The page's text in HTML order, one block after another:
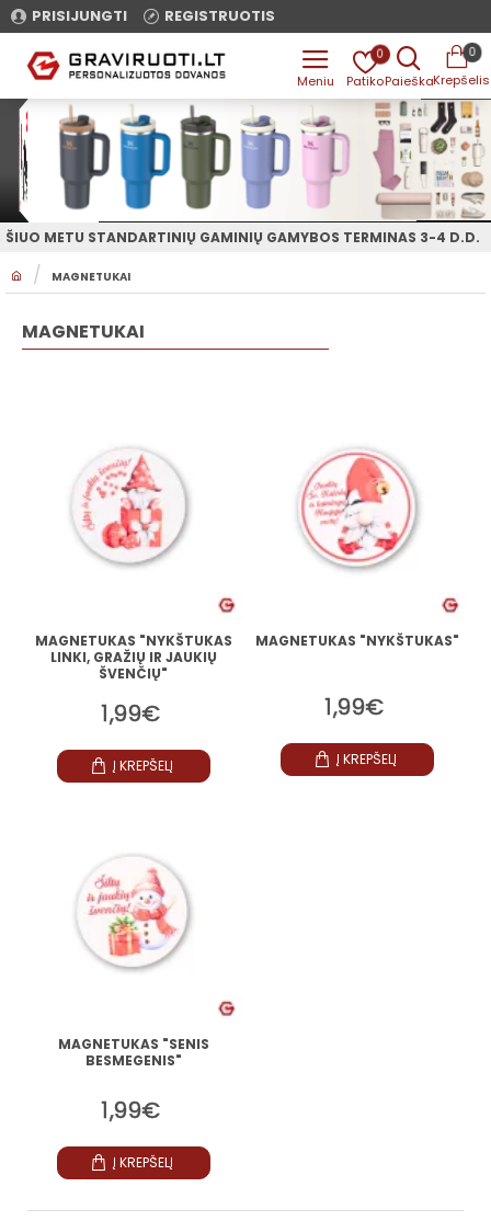
PRISIJUNGTI REGISTRUOTIS
0 0
O
MAGNETUKAI
ŠIUO METU STANDARTINIŲ GAMINIŲ GAMYBOS TERMINAS 3-4 D.D.
MAGNETUKAI
MAGNETUKAS "NYKŠTUKAS
LINKI, GRAŽIŲ IR JAUKIŲ
ŠVENČIŲ"
1,99€
Į KREPŠELĮ
MAGNETUKAS "NYKŠTUKAS"
1,99€
Į KREPŠELĮ
MAGNETUKAS "SENIS
BESMEGENIS"
1,99€
Į KREPŠELĮ